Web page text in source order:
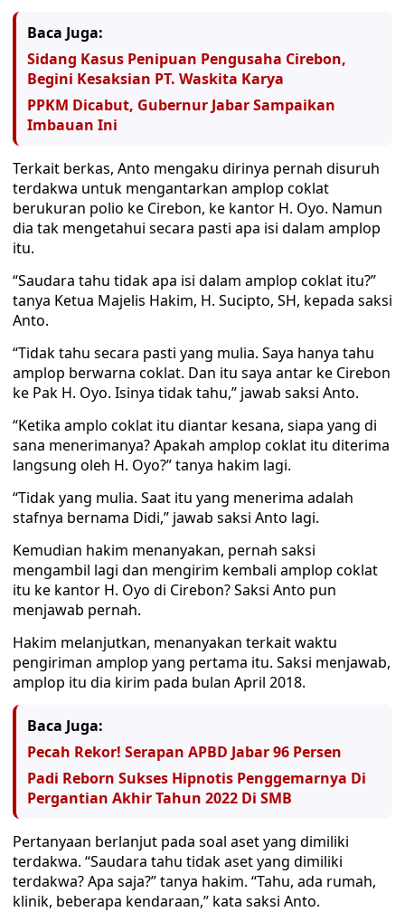
Baca Juga:
Sidang Kasus Penipuan Pengusaha Cirebon,
Begini Kesaksian PT. Waskita Karya
PPKM Dicabut, Gubernur Jabar Sampaikan
Imbauan Ini
Terkait berkas, Anto mengaku dirinya pernah disuruh
terdakwa untuk mengantarkan amplop coklat
berukuran polio ke Cirebon, ke kantor H. Oyo. Namun
dia tak mengetahui secara pasti apa isi dalam amplop
itu.
“Saudara tahu tidak apa isi dalam amplop coklat itu?”
tanya Ketua Majelis Hakim, H. Sucipto, SH, kepada saksi
Anto.
“Tidak tahu secara pasti yang mulia. Saya hanya tahu
amplop berwarna coklat. Dan itu saya antar ke Cirebon
ke Pak H. Oyo. Isinya tidak tahu,” jawab saksi Anto.
“Ketika amplo coklat itu diantar kesana, siapa yang di
sana menerimanya? Apakah amplop coklat itu diterima
langsung oleh H. Oyo?” tanya hakim lagi.
“Tidak yang mulia. Saat itu yang menerima adalah
stafnya bernama Didi,” jawab saksi Anto lagi.
Kemudian hakim menanyakan, pernah saksi
mengambil lagi dan mengirim kembali amplop coklat
itu ke kantor H. Oyo di Cirebon? Saksi Anto pun
menjawab pernah.
Hakim melanjutkan, menanyakan terkait waktu
pengiriman amplop yang pertama itu. Saksi menjawab,
amplop itu dia kirim pada bulan April 2018.
Baca Juga:
Pecah Rekor! Serapan APBD Jabar 96 Persen
Padi Reborn Sukses Hipnotis Penggemarnya Di
Pergantian Akhir Tahun 2022 Di SMB
Pertanyaan berlanjut pada soal aset yang dimiliki
terdakwa. “Saudara tahu tidak aset yang dimiliki
terdakwa? Apa saja?” tanya hakim. “Tahu, ada rumah,
klinik, beberapa kendaraan,” kata saksi Anto.